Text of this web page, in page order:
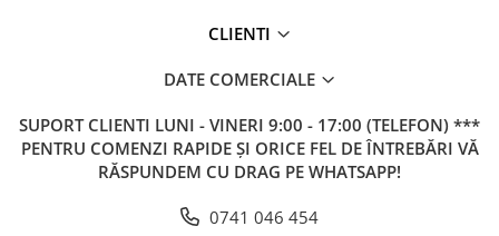
CLIENTI
DATE COMERCIALE
SUPORT CLIENTI LUNI - VINERI 9:00 - 17:00 (TELEFON) ***
PENTRU COMENZI RAPIDE ȘI ORICE FEL DE ÎNTREBĂRI VĂ
RĂSPUNDEM CU DRAG PE WHATSAPP!
0741 046 454